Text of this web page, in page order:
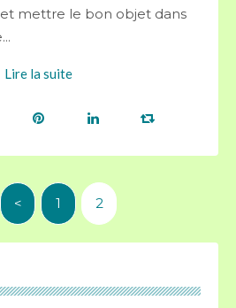
mettre le bon objet dans
Lire la suite
< 1 2